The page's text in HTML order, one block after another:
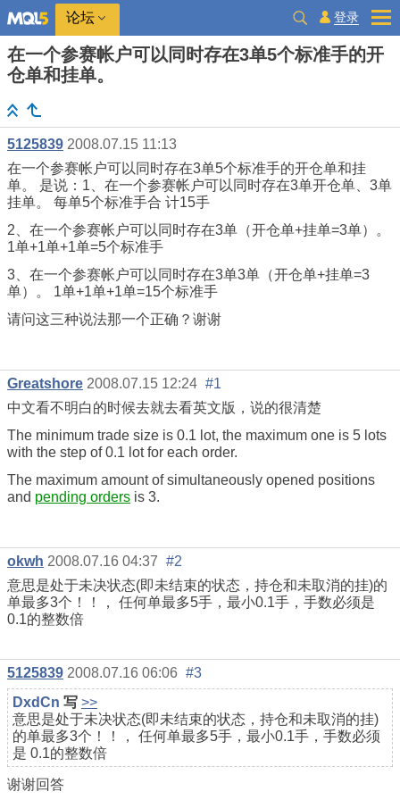
论坛 登录
在一个参赛帐户可以同时存在3单5个标准手的开
仓单和挂单。
5125839 2008.07.15 11:13
在一个参赛帐户可以同时存在3单5个标准手的开仓单和挂
单。 是说：1、在一个参赛帐户可以同时存在3单开仓单、3单
挂单。 每单5个标准手合 计15手
2、在一个参赛帐户可以同时存在3单（开仓单+挂单=3单）。
1单+1单+1单=5个标准手
3、在一个参赛帐户可以同时存在3单3单（开仓单+挂单=3
单）。 1单+1单+1单=15个标准手
请问这三种说法那一个正确？谢谢
Greatshore 2008.07.15 12:24 #1
中文看不明白的时候去就去看英文版，说的很清楚
The minimum trade size is 0.1 lot, the maximum one is 5 lots
with the step of 0.1 lot for each order.
The maximum amount of simultaneously opened positions
and pending orders is 3.
okwh 2008.07.16 04:37 #2
意思是处于未决状态(即未结束的状态，持仓和未取消的挂)的
单最多3个！！， 任何单最多5手，最小0.1手，手数必须是
0.1的整数倍
5125839 2008.07.16 06:06 #3
DxdCn 写 >>
意思是处于未决状态(即未结束的状态，持仓和未取消的挂)
的单最多3个！！， 任何单最多5手，最小0.1手，手数必须
是 0.1的整数倍
谢谢回答